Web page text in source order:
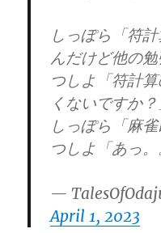
しっぽら「符
んだけど他の
つしよ「符計
くないですか？
しっぽら「麻
つしよ「あっ。
—
April 1, 2023